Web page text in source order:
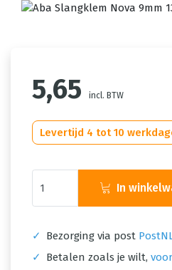
5,65 incl. BTW
Levertijd 4 tot 10
In
✓ Bezorging via post
✓
Betalen zoals je wilt,